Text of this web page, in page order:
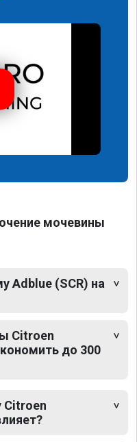
мочевины
Adblue (SCR) на
Citroen
до 300
Citroen